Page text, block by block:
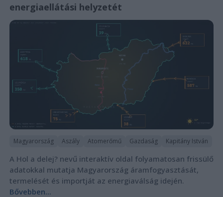
energiaellátási helyzetét
Magyarország Aszály Atomerőmű Gazdaság Kapitány István
A Hol a delej? nevű interaktív oldal folyamatosan frissülő
adatokkal mutatja Magyarország áramfogyasztását,
termelését és importját az energiaválság idején.
Bővebben...